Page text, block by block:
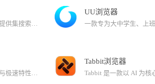
华为浏览器为用户提供集搜索、智能资讯推荐、导航于一体的优质上网体验，汇聚众多权威媒体伙伴。
UU浏览器
金山网络主打安全与极速特性的首款安全双核浏览器，集安全和技术两大特性与一身。首创BIPS浏览器安全防御体系，集合浏览器主动防御和金山云安全，安全防御更全面。猎豹浏览器具有首创的智能切换引擎，动态选择内核匹配不同网页，并且完美支持HTML5新国际网页标准，网页展现更炫酷，更动感，极速浏览的同时也充分保证兼容性。
Tabbit浏览器